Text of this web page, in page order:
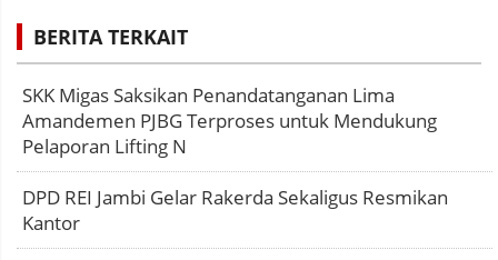
BERITA TERKAIT
SKK Migas Saksikan Penandatanganan Lima
Amandemen PJBG Terproses untuk Mendukung
Pelaporan Lifting N
DPD REI Jambi Gelar Rakerda Sekaligus Resmikan
Kantor